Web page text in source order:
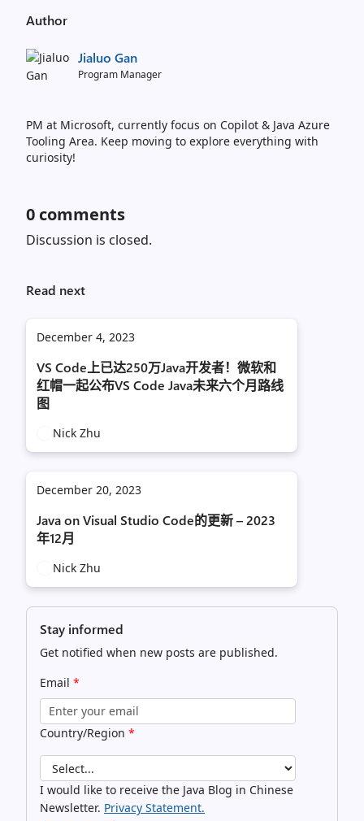
Author
Jialuo Gan
Program Manager
PM at Microsoft, currently focus on Copilot & Java Azure
Tooling Area. Keep moving to explore everything with
curiosity!
0 comments
Discussion is closed.
Read next
December 4, 2023
VS Code上已达250万Java开发者！微软和
红帽一起公布VS Code Java未来六个月路线
图
Nick Zhu
December 20, 2023
Java on Visual Studio Code的更新 – 2023
年12月
Nick Zhu
Stay informed
Get notified when new posts are published.
Email *
Country/Region *
I would like to receive the Java Blog in Chinese
Newsletter. Privacy Statement.